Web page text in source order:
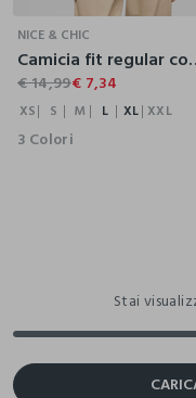
NICE & CHIC
Camicia fit regular
€ 14,99€ 7,34
XS S M L XL XXL
3 Colori
Stai